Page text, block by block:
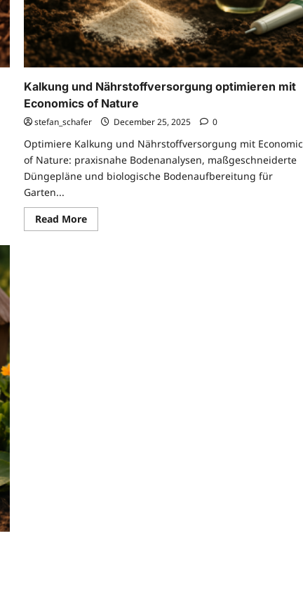
Kalkung und Nährstoffversorgung optimieren mit
Economics of Nature
stefan_schafer December 25, 2025 0
Optimiere Kalkung und Nährstoffversorgung mit
of Nature: praxisnahe Bodenanalysen, maßgeschneiderte
Düngepläne und biologische Bodenaufbereitung für
Garten...
Read MoreRead
more